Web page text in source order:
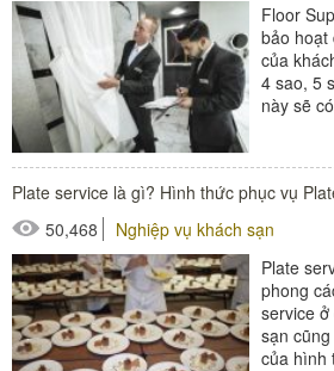
Floor
bảo hoạt
của
4 sao, 5
này sẽ
#đồ
Plate service là gì? Hình thức phục vụ
50,468
Nghiệp vụ khách sạn
Plate
phong
service
sạn
của hình